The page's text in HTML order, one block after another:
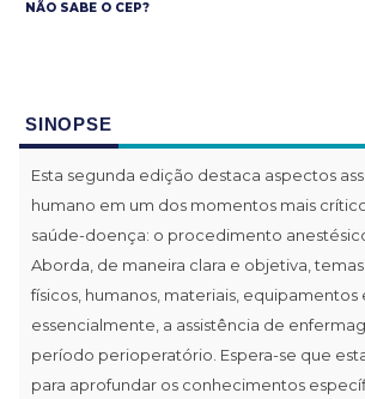
NÃO SABE O CEP?
SINOPSE
Esta segunda edição destaca aspectos
humano em um dos momentos mais
saúde-doença: o procedimento
Aborda, de maneira clara e objetiva,
físicos, humanos, materiais, equipamentos
essencialmente, a assistência de
período perioperatório. Espera-se que
para aprofundar os conhecimentos